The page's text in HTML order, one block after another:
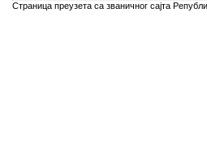
Страница преузета са званичног сајта